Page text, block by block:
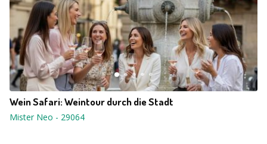
Wein Safari: Weintour durch die Stadt
Mister Neo - 29064